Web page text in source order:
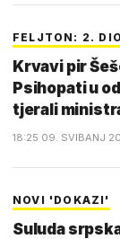
FELJTON: 2. DIO
Krvavi pir
Psihopati u
tjerali
18:25 09. SVIBANJ
NOVI 'DOKAZI'
Suluda